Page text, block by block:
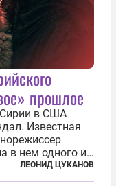
прошлое
в США
Известная
в нем одного из
Алеппо в
что Канатри, в
ЛЕОНИД ЦУКАНОВ